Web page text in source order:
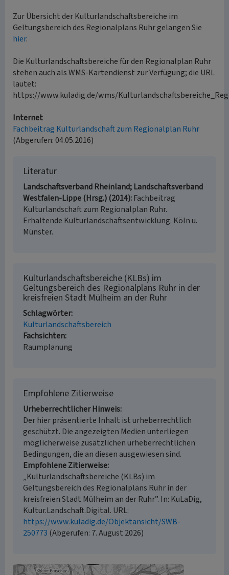
Zur Übersicht der Kulturlandschaftsbereiche im
Geltungsbereich des Regionalplans Ruhr gelangen Sie
hier.
Die Kulturlandschaftsbereiche für den Regionalplan Ruhr
stehen auch als WMS-Kartendienst zur Verfügung; die URL
lautet:
https://www.kuladig.de/wms/
Internet
Fachbeitrag Kulturlandschaft zum Regionalplan Ruhr
(Abgerufen: 04.05.2016)
Literatur
Landschaftsverband Rheinland; Landschaftsverband
Westfalen-Lippe (Hrsg.) (2014) Fachbeitrag
Kulturlandschaft zum Regionalplan Ruhr.
Erhaltende Kulturlandschaftsentwicklung. Köln u.
Münster.
Kulturlandschaftsbereiche (KLBs) im
Geltungsbereich des Regionalplans Ruhr in der
kreisfreien Stadt Mülheim an der Ruhr
Schlagwörter
Kulturlandschaftsbereich
Fachsichten
Raumplanung
Empfohlene Zitierweise
Urheberrechtlicher Hinweis
Der hier präsentierte Inhalt ist urheberrechtlich
geschützt. Die angezeigten Medien unterliegen
möglicherweise zusätzlichen urheberrechtlichen
Bedingungen, die an diesen ausgewiesen sind.
Empfohlene Zitierweise
„Kulturlandschaftsbereiche (KLBs) im
Geltungsbereich des Regionalplans Ruhr in der
kreisfreien Stadt Mülheim an der Ruhr”. In: KuLaDig,
Kultur.Landschaft.Digital. URL:
https://www.kuladig.de/Objektansicht/SWB-
250773 (Abgerufen: 7. August 2026)